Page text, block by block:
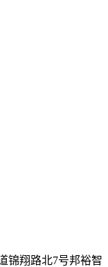
锦翔路北7号邦裕智